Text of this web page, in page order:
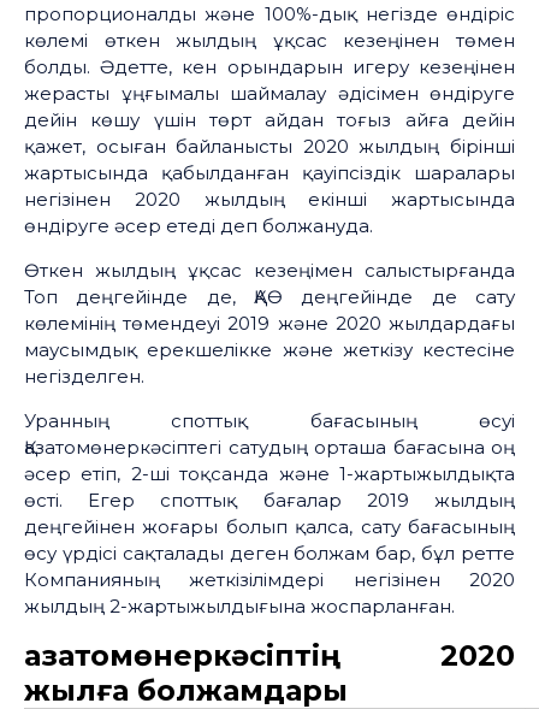
пропорционалды және 100%-дық негізде өндіріс
көлемі өткен жылдың ұқсас кезеңінен төмен
болды. Әдетте, кен орындарын игеру кезеңінен
жерасты ұңғымалы шаймалау әдісімен өндіруге
дейін көшу үшін төрт айдан тоғыз айға дейін
қажет, осыған байланысты 2020 жылдың бірінші
жартысында қабылданған қауіпсіздік шаралары
негізінен 2020 жылдың екінші жартысында
өндіруге әсер етеді деп болжануда.
Өткен жылдың ұқсас кезеңімен салыстырғанда
Топ деңгейінде де, ҚАӨ деңгейінде де сату
көлемінің төмендеуі 2019 және 2020 жылдардағы
маусымдық ерекшелікке және жеткізу кестесіне
негізделген.
Уранның споттық бағасының өсуі
Қазатомөнеркәсіптегі сатудың орташа бағасына оң
әсер етіп, 2-ші тоқсанда және 1-жартыжылдықта
өсті. Егер споттық бағалар 2019 жылдың
деңгейінен жоғары болып қалса, сату бағасының
өсу үрдісі сақталады деген болжам бар, бұл ретте
Компанияның жеткізілімдері негізінен 2020
жылдың 2-жартыжылдығына жоспарланған.
Қазатомөнеркәсіптің 2020
жылға болжамдары